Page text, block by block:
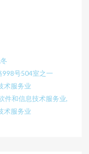
998号504室之一
术服务业
件和信息技术服务业,
术服务业